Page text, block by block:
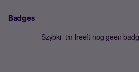
Badges
Szybki_tm heeft nog geen